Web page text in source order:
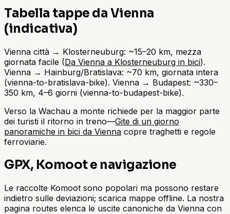
Tabella tappe da Vienna
(indicativa)
Vienna città → Klosterneuburg: ~15–20 km, mezza
giornata facile (Da Vienna a Klosterneuburg in bici).
Vienna → Hainburg/Bratislava: ~70 km, giornata intera
(vienna-to-bratislava-bike). Vienna → Budapest: ~330–
350 km, 4–6 giorni (vienna-to-budapest-bike).
Verso la Wachau a monte richiede per la maggior parte
dei turisti il ritorno in treno—Gite di un giorno
panoramiche in bici da Vienna copre traghetti e regole
ferroviarie.
GPX, Komoot e navigazione
Le raccolte Komoot sono popolari ma possono restare
indietro sulle deviazioni; scarica mappe offline. La nostra
pagina routes elenca le uscite canoniche da Vienna con